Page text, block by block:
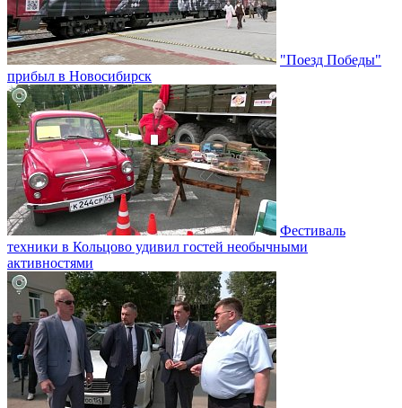
"Поезд Победы"
прибыл в Новосибирск
Фестиваль
техники в Кольцово удивил гостей необычными
активностями